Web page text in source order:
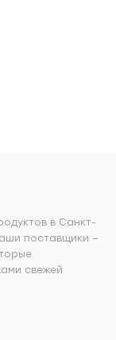
в Санкт-
поставщики –
свежей